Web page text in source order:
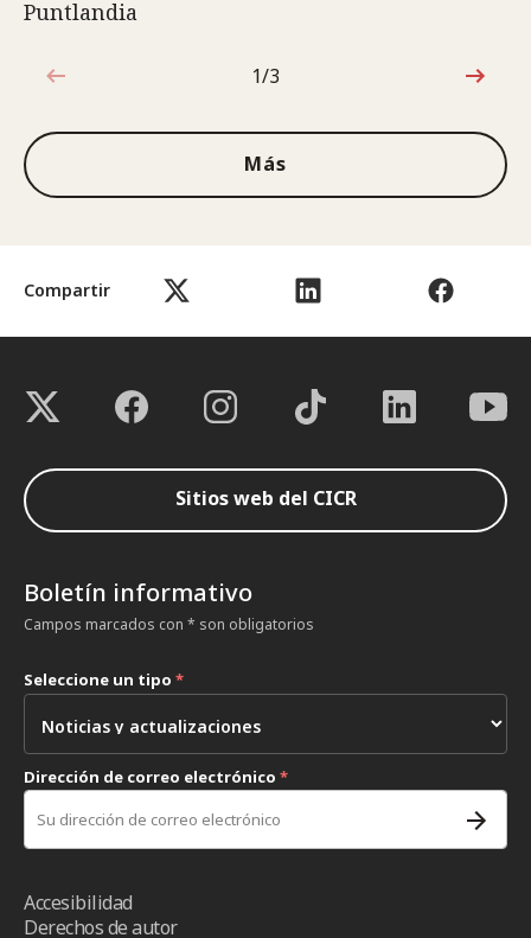
Compartir
Puntlandia
1de3
1/3
Más
Sitios web del CICR
Boletín informativo
Campos marcados con * son obligatorios
Seleccione un tipo *
Dirección de correo electrónico *
Accesibilidad
Derechos de autor